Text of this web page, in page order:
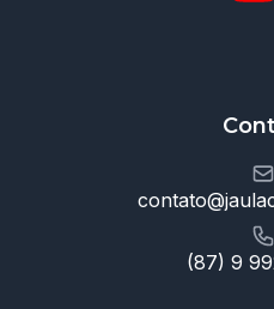
(87) 9